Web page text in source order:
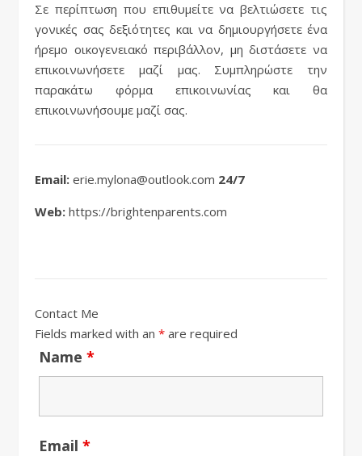
Σε περίπτωση που επιθυμείτε να βελτιώσετε τις
γονικές σας δεξιότητες και να δημιουργήσετε ένα
ήρεμο οικογενειακό περιβάλλον, μη διστάσετε να
επικοινωνήσετε μαζί μας. Συμπληρώστε την
παρακάτω φόρμα επικοινωνίας και θα
επικοινωνήσουμε μαζί σας.
Email: erie.mylona@outlook.com 24/7
Web: https://brightenparents.com
Contact Me
Fields marked with an * are required
Name *
Email *